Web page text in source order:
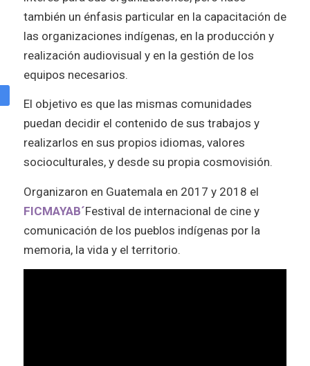
también un énfasis particular en la capacitación de
las organizaciones indígenas, en la producción y
realización audiovisual y en la gestión de los
equipos necesarios.
El objetivo es que las mismas comunidades
puedan decidir el contenido de sus trabajos y
realizarlos en sus propios idiomas, valores
socioculturales, y desde su propia cosmovisión.
Organizaron en Guatemala en 2017 y 2018 el
FICMAYAB´Festival de internacional de cine y
comunicación de los pueblos indígenas por la
memoria, la vida y el territorio.